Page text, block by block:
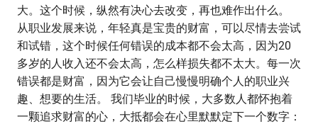
大。这个时候，纵然有决心去改变，再也难作出什么。
从职业发展来说，年轻真是宝贵的财富，可以尽情去尝试
和试错，这个时候任何错误的成本都不会太高，因为20
多岁的人收入还不会太高，怎么样损失都不太大。每一次
错误都是财富，因为它会让自己慢慢明确个人的职业兴
趣、想要的生活。 我们毕业的时候，大多数人都怀抱着
一颗追求财富的心，大抵都会在心里默默定下一个数字：